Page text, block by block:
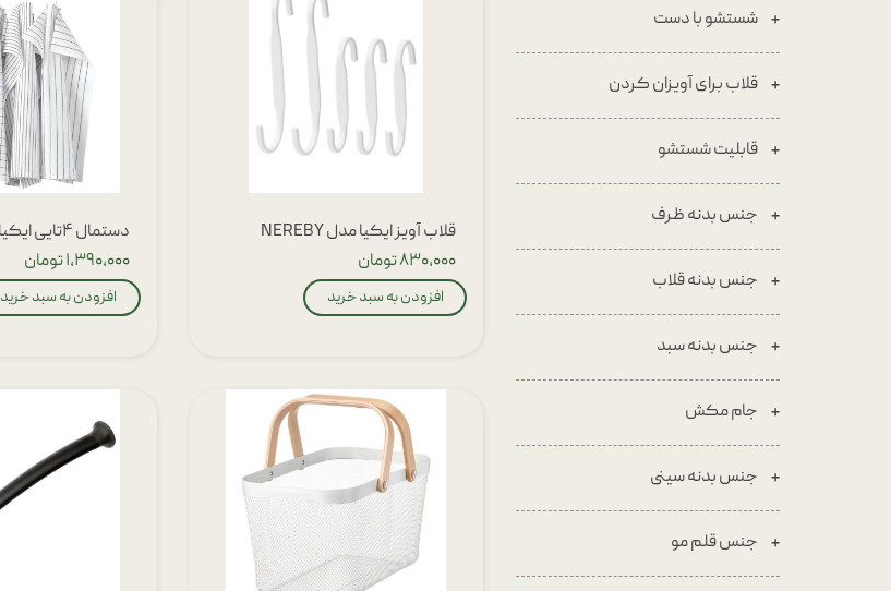
شستشو با دست
قلاب برای آویزان کردن
قابلیت شستشو
جنس بدنه ظرف
جنس بدنه قلاب
جنس بدنه سبد
جام مکش
جنس بدنه سینی
جنس قلم مو
قلاب آویز ایکیا مدل NEREBY
۸۳۰,۰۰۰ تومان
افزودن به سبد خرید
دستمال ۴تایی ایکیا مدلRINNIG
۱,۳۹۰,۰۰۰ تومان
افزودن به سبد خرید